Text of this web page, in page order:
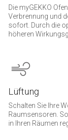
Die myGEKKO
Verbrennung und
sofort. Durch die
höheren
Lüftung
Schalten Sie Ihre
Raumsensoren.
in Ihren Räumen